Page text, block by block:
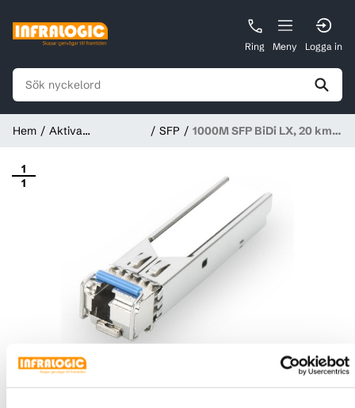
Ring Meny Logga in
Hem
Aktiva
SFP
1000M SFP BiDi LX, 20 km,
1
1